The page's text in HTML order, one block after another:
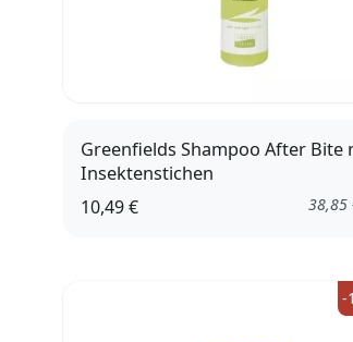
Greenfields Shampoo After Bite
Insektenstichen
10,49 €
38,85
-